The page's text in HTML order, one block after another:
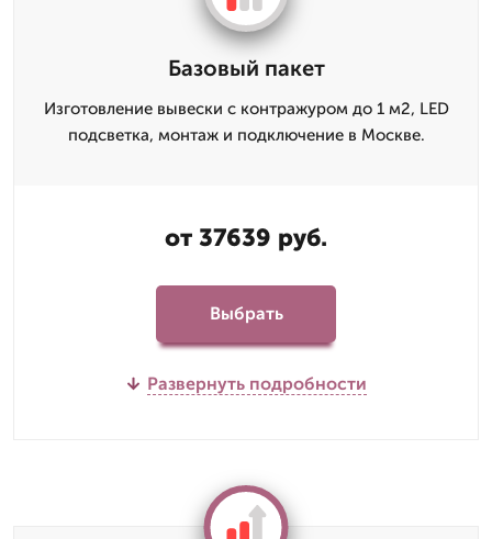
Базовый пакет
Изготовление вывески с контражуром до 1 м2, LED
подсветка, монтаж и подключение в Москве.
от 37639 руб.
Выбрать
Развернуть подробности